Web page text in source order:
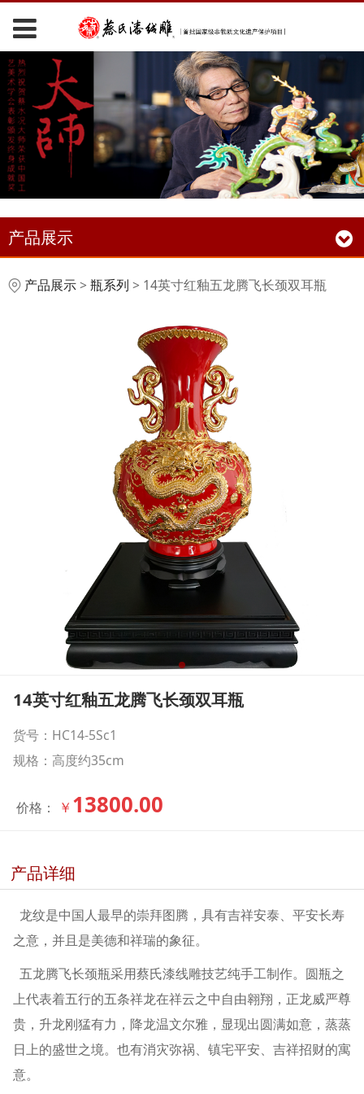
产品展示
14英寸红釉五龙腾飞长
产品展示> 瓶系列 > 14英寸红釉五龙腾飞长颈双耳瓶
14英寸红釉五龙腾飞长颈双耳瓶
货号：HC14-5Sc1
规格：高度约35cm
价格： ￥ 13800.00
产品详细
龙纹是中国人最早的崇拜图腾，具有吉祥安泰、平安长寿
之意，并且是美德和祥瑞的象征。
五龙腾飞长颈瓶采用蔡氏漆线雕技艺纯手工制作。圆瓶之
上代表着五行的五条祥龙在祥云之中自由翱翔，正龙威严尊
贵，升龙刚猛有力，降龙温文尔雅，显现出圆满如意，蒸蒸
日上的盛世之境。也有消灾弥祸、镇宅平安、吉祥招财的寓
意。